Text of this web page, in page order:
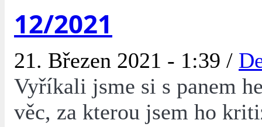
12/2021
21. Březen 2021 - 1:39 /
Vyříkali jsme si s panem
věc, za kterou jsem ho